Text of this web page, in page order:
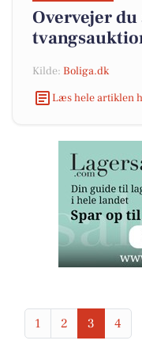
Overvejer
Kilde: Boliga.dk
Læs hele artiklen
1 2 3 4